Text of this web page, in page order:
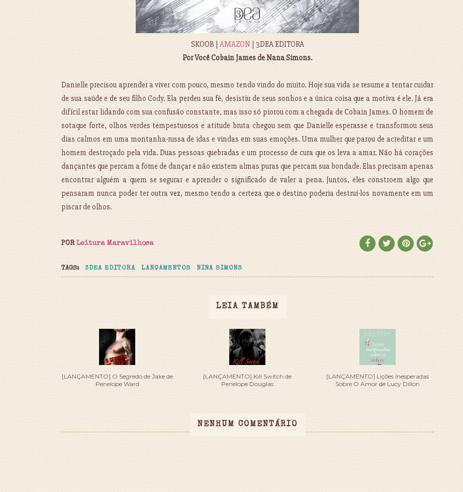
SKOOB |AMAZON | 3DEA EDITORA
Por Você Cobain James de Nana Simons.
Danielle precisou aprender a viver com pouco, mesmo tendo vindo do muito. Hoje sua vida se resume a tentar cuidar
de sua saúde e de seu filho Cody. Ela perdeu sua fé, desistiu de seus sonhos e a única coisa que a motiva é ele. Já era
difícil estar lidando com sua confusão constante, mas isso só piorou com a chegada de Cobain James. O homem de
sotaque forte, olhos verdes tempestuosos e atitude bruta chegou sem que Danielle esperasse e transformou seus
dias calmos em uma montanha-russa de idas e vindas em suas emoções. Uma mulher que parou de acreditar e um
homem destroçado pela vida. Duas pessoas quebradas e um processo de cura que os leva a amar. Não há corações
dançantes que percam a fome de dançar e não existem almas puras que percam sua bondade. Elas precisam apenas
encontrar alguém a quem se segurar e aprender o significado de valer a pena. Juntos, eles constroem algo que
pensaram nunca poder ter outra vez, mesmo tendo a certeza que o destino poderia destruí-los novamente em um
piscar de olhos.
PORLeitura Maravilhosa
TAGS: 3DEA EDITORA LANÇAMENTOS NINA SIMONS
LEIA TAMBÉM
[LANÇAMENTO] O Segredo de Jake de
Penelope Ward
[LANÇAMENTO] Kill Switch de
Penelope Douglas
[LANÇAMENTO] Lições Inesperadas
Sobre O Amor de Lucy Dillon
NENHUM COMENTÁRIO